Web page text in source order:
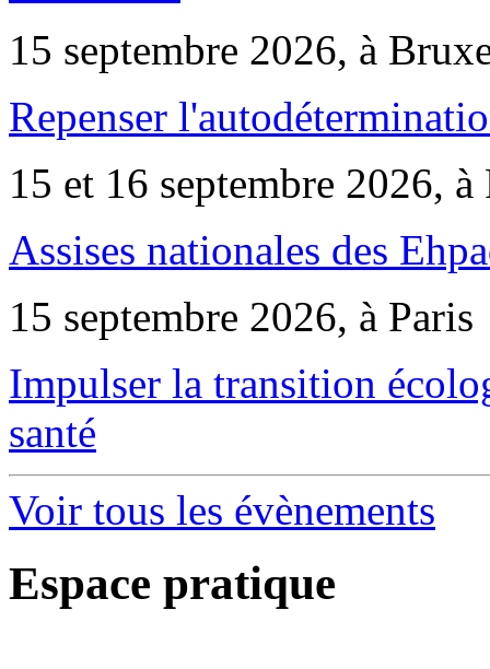
15 septembre 2026, à
Repenser
15 et 16 septembre 2026, à
Assises nationales des
15 septembre 2026, à Paris
Impulser la transition
santé
Voir tous les évènements
Espace pratique